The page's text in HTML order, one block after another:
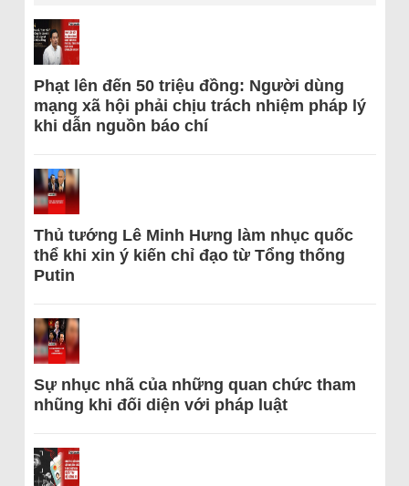
Phạt lên đến 50 triệu đồng: Người dùng
mạng xã hội phải chịu trách nhiệm pháp lý
khi dẫn nguồn báo chí
Thủ tướng Lê Minh Hưng làm nhục quốc
thể khi xin ý kiến chỉ đạo từ Tổng thống
Putin
Sự nhục nhã của những quan chức tham
nhũng khi đối diện với pháp luật